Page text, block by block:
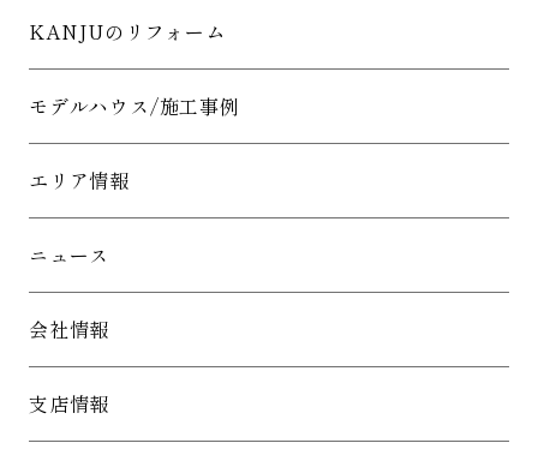
KANJUのリフォーム
モデルハウス/施工事例
エリア情報
ニュース
会社情報
支店情報